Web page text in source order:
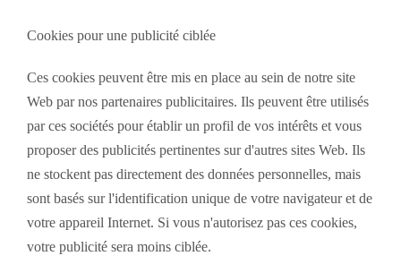
Cookies pour une publicité ciblée
Ces cookies peuvent être mis en place au sein de notre site
Web par nos partenaires publicitaires. Ils peuvent être utilisés
par ces sociétés pour établir un profil de vos intérêts et vous
proposer des publicités pertinentes sur d'autres sites Web. Ils
ne stockent pas directement des données personnelles, mais
sont basés sur l'identification unique de votre navigateur et de
votre appareil Internet. Si vous n'autorisez pas ces cookies,
votre publicité sera moins ciblée.